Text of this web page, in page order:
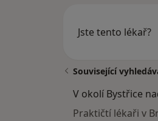
Jste tento lékař?
Související
V okolí Bystřice
Praktičtí lékaři v